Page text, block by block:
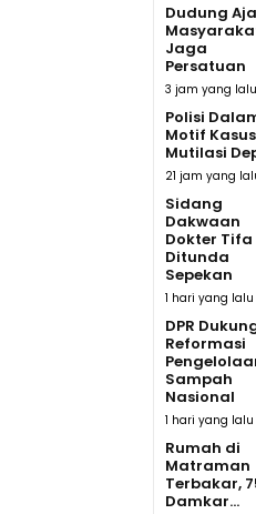
Dudung
Jaga
Persatuan
3 jam yang lalu
Polisi
Motif Kasus
Mutilasi
21 jam yang
Sidang
Dakwaan
Dokter Tifa
Ditunda
Sepekan
1 hari yang lalu
DPR
Reformasi
Sampah
Nasional
1 hari yang lalu
Rumah di
Matraman
Terbakar,
Damkar...